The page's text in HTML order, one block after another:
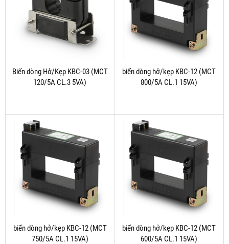
Biến dòng Hở/Kẹp KBC-03 (MCT
120/5A CL.3 5VA)
biến dòng hở/kẹp KBC-12 (MCT
800/5A CL.1 15VA)
biến dòng hở/kẹp KBC-12 (MCT
750/5A CL.1 15VA)
biến dòng hở/kẹp KBC-12 (MCT
600/5A CL.1 15VA)